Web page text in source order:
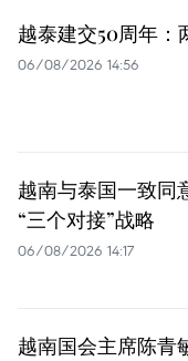
越泰建交50周年：
06/08/2026 14:56
越南与泰国一致同
“三个对接”战略
06/08/2026 14:17
越南国会主席陈青